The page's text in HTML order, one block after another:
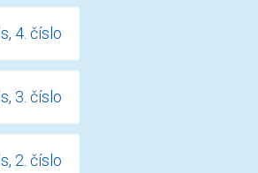
4. číslo
3. číslo
2. číslo